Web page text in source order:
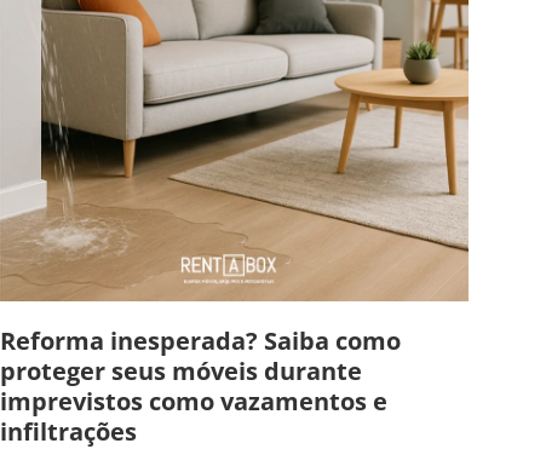
Reforma inesperada? Saiba como
proteger seus móveis durante
imprevistos como vazamentos e
infiltrações